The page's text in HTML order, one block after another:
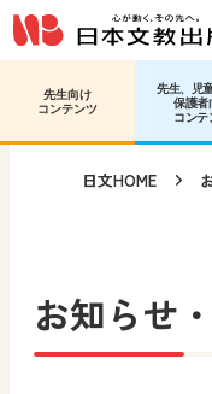
メインコンテンツへ移
サブコンテンツへ移動
先生向け
コンテンツ
先生、児童
保護者
コンテ
日文HOME
お知らせ